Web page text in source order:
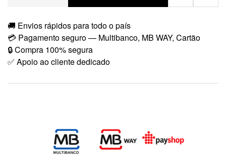
🚚 Envios rápidos para todo o país
💳 Pagamento seguro — Multibanco, MB WAY, Cartão
🔒 Compra 100% segura
✅ Apoio ao cliente dedicado